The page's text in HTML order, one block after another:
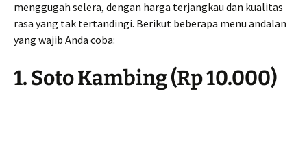
menggugah selera, dengan harga terjangkau dan kualitas
rasa yang tak tertandingi. Berikut beberapa menu andalan
yang wajib Anda coba:
1. Soto Kambing (Rp 10.000)